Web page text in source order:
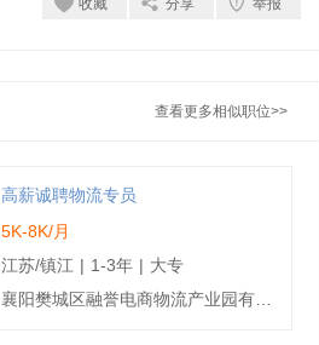
收藏 分享 举报
查看更多相似职位>>
高薪诚聘物流专员
5K-8K/月
江苏/镇江 | 1-3年 | 大专